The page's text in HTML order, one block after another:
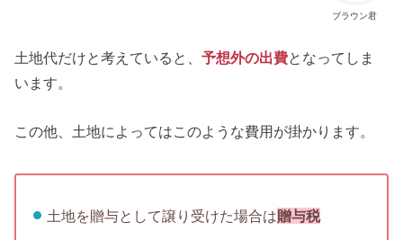
ブラウン君
土地代だけと考えていると、予想外の出費となってしま
います。
この他、土地によってはこのような費用が掛かります。
土地を贈与として譲り受けた場合は贈与税